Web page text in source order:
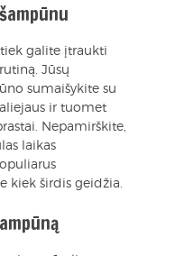
galite įtraukti
Jūsų
sumaišykite su
ir tuomet
Nepamirškite,
laikas
kiek širdis geidžia.